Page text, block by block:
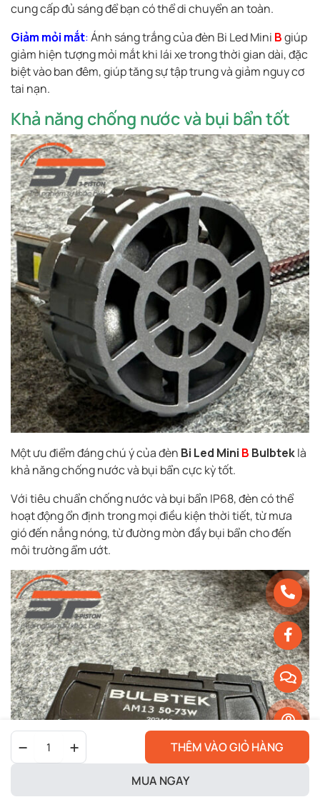
Led
Mini
THÊM VÀO GIỎ HÀNG
MUA NGAY
cung cấp đủ sáng để bạn có thể di chuyển an toàn.
Giảm mỏi mắt:Ánh sáng trắng của đèn Bi Led Mini Bgiúp
giảm hiện tượng mỏi mắt khi lái xe trong thời gian dài, đặc
biệt vào ban đêm, giúp tăng sự tập trung và giảm nguy cơ
tai nạn.
Khả năng chống nước và bụi bẩn tốt
Một ưu điểm đáng chú ý của đèn Bi Led Mini B Bulbteklà
khả năng chống nước và bụi bẩn cực kỳ tốt.
Với tiêu chuẩn chống nước và bụi bẩn IP68, đèn có thể
hoạt động ổn định trong mọi điều kiện thời tiết, từ mưa
gió đến nắng nóng, từ đường mòn đầy bụi bẩn cho đến
môi trường ẩm ướt.